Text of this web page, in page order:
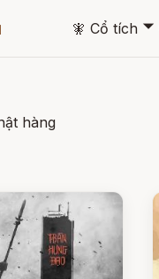
🧚 Cổ tích 🞃
hàng